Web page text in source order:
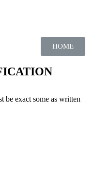
HOME
be exact some as written